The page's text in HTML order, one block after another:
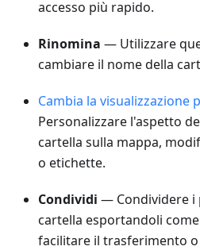
accesso più rapido.
Rinomina — Utilizzare
cambiare il nome della
Cambia la visualizzazione
Personalizzare l'aspetto
cartella sulla mappa,
o etichette.
Condividi — Condividere i
cartella esportandoli
facilitare il trasferimento